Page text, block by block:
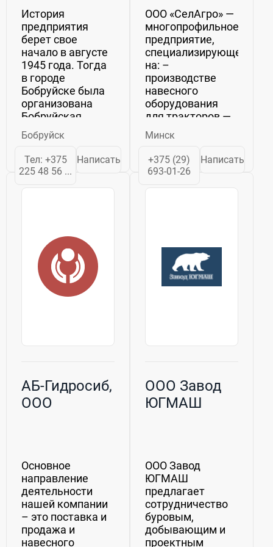
агрегатов"
История
предприятия
берет свое
начало в августе
1945 года. Тогда
в городе
Бобруйске была
организована
Бобруйская
межрайонная
мастерская
капитального
ремонта. В
мастерской
изготовление и
регистрация
запасных...
Бобруйск
Тел: +375
225 48 56 ...
Написать
ООО «СелАгро» —
многопрофильное
предприятие,
специализирующееся
на: –
производстве
навесного
оборудования
для тракторов —
современных
опрыскивателей
и
почвообрабатывающей
бережного
Минск
+375 (29)
693-01-26
Написать
АБ-Гидросиб,
ООО
Основное
направление
деятельности
нашей компании
– это поставка и
продажа и
навесного
ООО Завод
ЮГМАШ
ООО Завод
ЮГМАШ
предлагает
сотрудничество
буровым,
добывающим и
проектным